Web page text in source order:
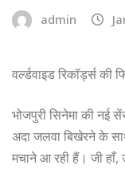
admin
वर्ल्डवाइड रिकॉर्ड्स की
भोजपुरी सिनेमा की नई
अदा जलवा बिखेरने के
मचाने आ रही हैं। जी हाँ,